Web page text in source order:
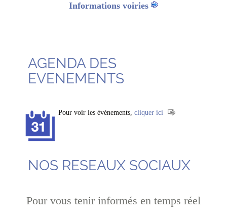
Informations voiries
AGENDA DES
EVENEMENTS
Pour voir les événements, cliquer ici
NOS RESEAUX SOCIAUX
Pour vous tenir informés en temps réel